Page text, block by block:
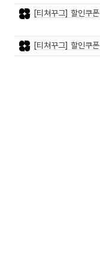
[티쳐꾸그] 할인쿠
[티쳐꾸그] 할인쿠